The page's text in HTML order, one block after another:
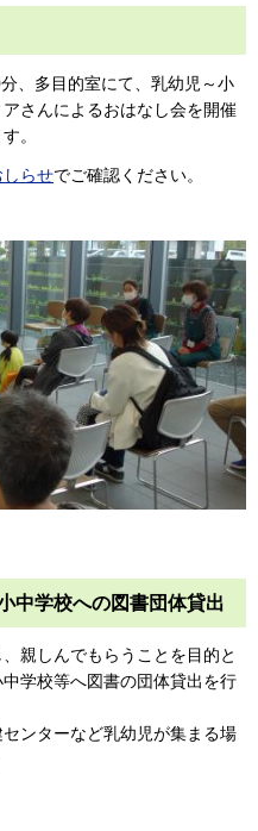
、多目的室にて、乳幼児～小
さんによるおはなし会を開催
。
しらせでご確認ください。
中学校への図書団体貸出
親しんでもらうことを目的と
学校等へ図書の団体貸出を行
ンターなど乳幼児が集まる場